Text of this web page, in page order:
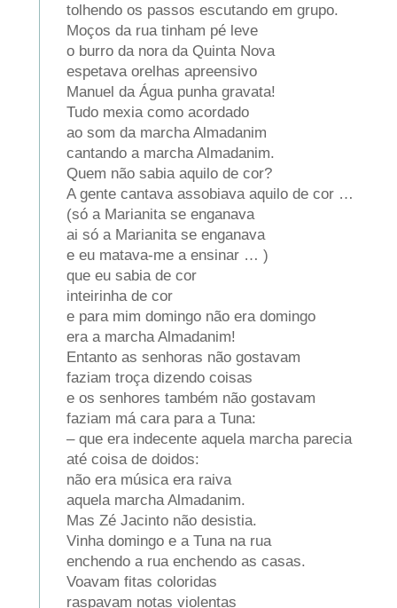
tolhendo os passos escutando em grupo.
Moços da rua tinham pé leve
o burro da nora da Quinta Nova
espetava orelhas apreensivo
Manuel da Água punha gravata!
Tudo mexia como acordado
ao som da marcha Almadanim
cantando a marcha Almadanim.
Quem não sabia aquilo de cor?
A gente cantava assobiava aquilo de cor …
(só a Marianita se enganava
ai só a Marianita se enganava
e eu matava-me a ensinar … )
que eu sabia de cor
inteirinha de cor
e para mim domingo não era domingo
era a marcha Almadanim!
Entanto as senhoras não gostavam
faziam troça dizendo coisas
e os senhores também não gostavam
faziam má cara para a Tuna:
– que era indecente aquela marcha parecia
até coisa de doidos:
não era música era raiva
aquela marcha Almadanim.
Mas Zé Jacinto não desistia.
Vinha domingo e a Tuna na rua
enchendo a rua enchendo as casas.
Voavam fitas coloridas
raspavam notas violentas